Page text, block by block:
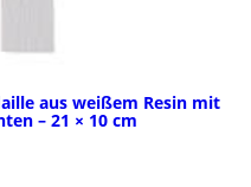
aus weißem Resin mit
– 21 × 10 cm